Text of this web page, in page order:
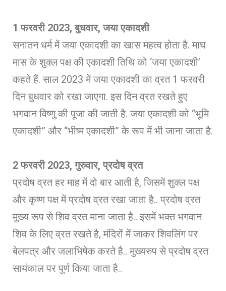
1 फरवरी 2023, बुधवार, जया एकादशी
सनातन धर्म में जया एकादशी का खास महत्व होता है. माघ
मास के शुक्ल पक्ष की एकादशी तिथि को ‘जया एकादशी’
कहते हैं. साल 2023 में जया एकादशी का व्रत 1 फरवरी
दिन बुधवार को रखा जाएगा. इस दिन व्रत रखते हुए
भगवान विष्णु की पूजा की जाती है. जया एकादशी को “भूमि
एकादशी” और “भीष्म एकादशी” के रूप में भी जाना जाता है.
2 फरवरी 2023, गुरुवार, प्रदोष व्रत
प्रदोष व्रत हर माह में दो बार आती है, जिसमें शुक्ल पक्ष
और कृष्ण पक्ष में प्रदोष व्रत रखा जाता है.. प्रदोष व्रत
मुख्य रूप से शिव व्रत माना जाता है.. इसमें भक्त भगवान
शिव के लिए व्रत रखते है, मंदिरों में जाकर शिवलिंग पर
बेलपत्र और जलाभिषेक करते है.. मुख्यरुप से प्रदोष व्रत
सायंकाल पर पूर्ण किया जाता है..